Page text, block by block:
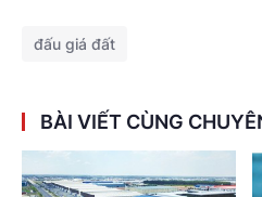
đấu giá đất
BÀI VIẾT CÙNG